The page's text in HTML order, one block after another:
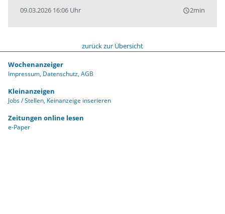
09.03.2026 16:06 Uhr query_builder2min
zurück zur Übersicht
Wochenanzeiger
Impressum Datenschutz AGB
Kleinanzeigen
Jobs / Stellen Keinanzeige inserieren
Zeitungen online lesen
e-Paper